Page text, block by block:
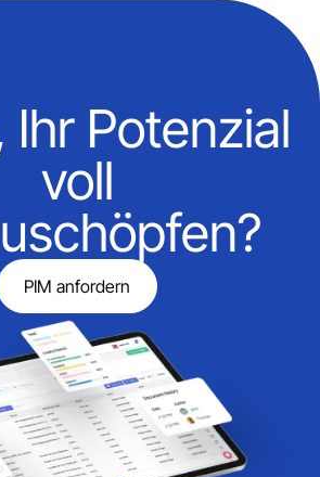
Ihr Potenzial
voll
PIM anfordern